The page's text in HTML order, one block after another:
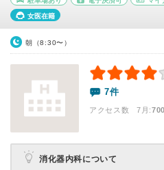
女医在籍
朝（8:30〜）
7件
アクセス数 7月:700
消化器内科について